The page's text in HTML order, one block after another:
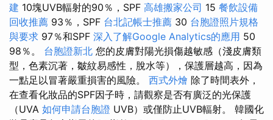
建 10塊UVB輻射的90％，SPF 高雄搬家公司 15 餐飲設備
回收推薦 93％，SPF 台北記帳士推薦 30 台胞證照片規格
與要求 97％和SPF 深入了解Google Analytics的應用 50
98％。 台胞證新北 您的皮膚對陽光損傷越敏感（淺皮膚類
型，色素沉著，皺紋易感性，脫水等），保護層越高，因為
一點足以冒著嚴重損害的風險。 西式外燴 除了時間表外，
在查看化妝品的SPF因子時，請觀察是否有廣泛的光保護
（UVA 如何申請台胞證 UVB）或僅防止UVB輻射。 韓國化